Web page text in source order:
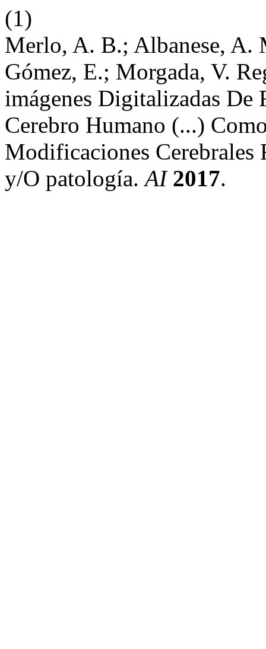
(1)
Merlo, A. B.; Albanese, A.
Gómez, E.; Morgada, V.
imágenes Digitalizadas De
Cerebro Humano (...)
Modificaciones Cerebrales
y/O patología.AI 2017.